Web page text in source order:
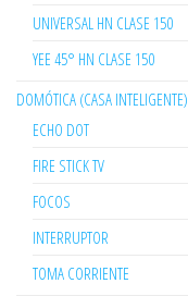
UNIVERSAL HN CLASE 150
YEE 45° HN CLASE 150
DOMÓTICA (CASA INTELIGENTE)
ECHO DOT
FIRE STICK TV
FOCOS
INTERRUPTOR
TOMA CORRIENTE